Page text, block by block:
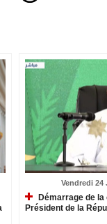
Vendredi 24
Démarrage de
Président de la